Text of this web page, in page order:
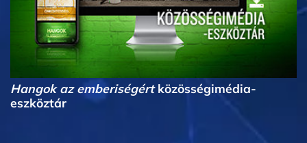
Hangok az emberiségértközösségimédia-
eszköztár